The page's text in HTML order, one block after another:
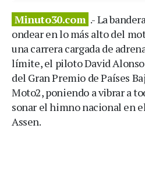
Minuto30.com .- La
ondear en lo más alto del
una carrera cargada de
límite, el piloto David
del Gran Premio de Países
Moto2, poniendo a vibrar a
sonar el himno nacional en
Assen.